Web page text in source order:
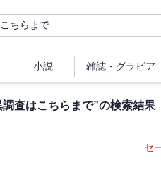
小説 雑誌・ グラビア
査はこちらまで”の検索結果
セ